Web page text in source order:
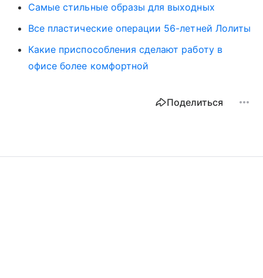
Самые стильные образы для выходных
Все пластические операции 56-летней Лолиты
Какие приспособления сделают работу в
офисе более комфортной
Поделиться